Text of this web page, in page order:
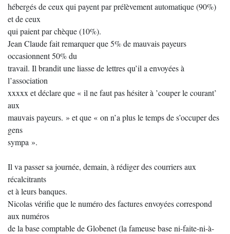
hébergés de ceux qui payent par prélèvement automatique (90%)
et de ceux
qui paient par chèque (10%).
Jean Claude fait remarquer que 5% de mauvais payeurs
occasionnent 50% du
travail. Il brandit une liasse de lettres qu’il a envoyées à
l’association
xxxxx et déclare que « il ne faut pas hésiter à ’couper le courant’
aux
mauvais payeurs. » et que « on n’a plus le temps de s’occuper des
gens
sympa ».
Il va passer sa journée, demain, à rédiger des courriers aux
récalcitrants
et à leurs banques.
Nicolas vérifie que le numéro des factures envoyées correspond
aux numéros
de la base comptable de Globenet (la fameuse base ni-faite-ni-à-